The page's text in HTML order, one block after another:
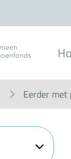
Eerder met